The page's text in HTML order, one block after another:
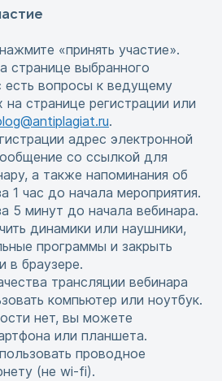
«принять участие».
странице выбранного
есть вопросы к ведущему
на странице регистрации или
.
адрес электронной
со ссылкой для
а также напоминания об
1 час до начала мероприятия.
5 минут до начала вебинара.
динамики или наушники,
программы и закрыть
в браузере.
трансляции вебинара
компьютер или ноутбук.
нет, вы можете
или планшета.
проводное
(не wi-fi).